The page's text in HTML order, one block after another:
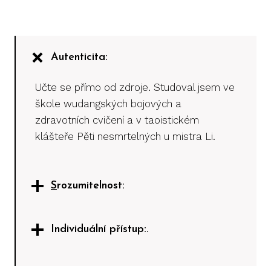
Autenticita:
Učte se přímo od zdroje. Studoval jsem ve
škole wudangských bojových a
zdravotních cvičení a v taoistickém
klášteře Pěti nesmrtelných u mistra Li.
Srozumitelnost:
Individuální přístup:.